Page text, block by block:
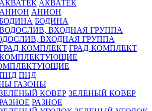
АКВАТЕК
АНИОН
БОДИНА
ВХОДНАЯ ГРУППА
ГРАД-КОМПЛЕКТ
ПНД
ГАЗОНЫ
ЗЕЛЕНЫЙ КОВЕР
РАЗНОЕ